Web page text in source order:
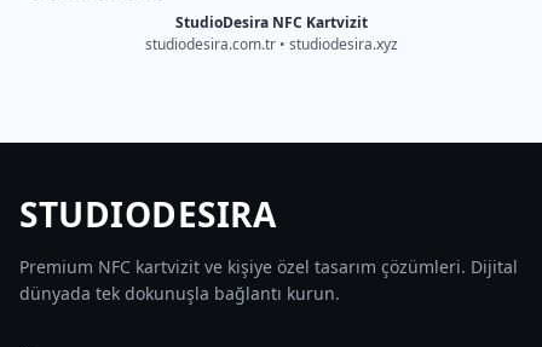
StudioDesira NFC Kartvizit
studiodesira.com.tr • studiodesira.xyz
STUDIODESIRA
Premium NFC kartvizit ve kişiye özel tasarım çözümleri. Dijital
dünyada tek dokunuşla bağlantı kurun.